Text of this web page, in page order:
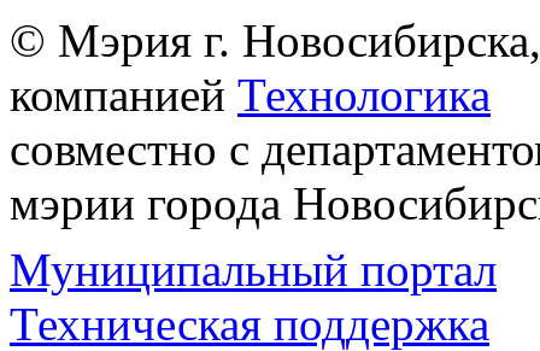
© Мэрия г.
компанией Технологика
совместно с
мэрии города
Муниципальный портал
Техническая поддержка